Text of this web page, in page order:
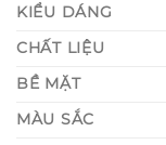
KIỂU DÁNG
CHẤT LIỆU
BỀ MẶT
MÀU SẮC